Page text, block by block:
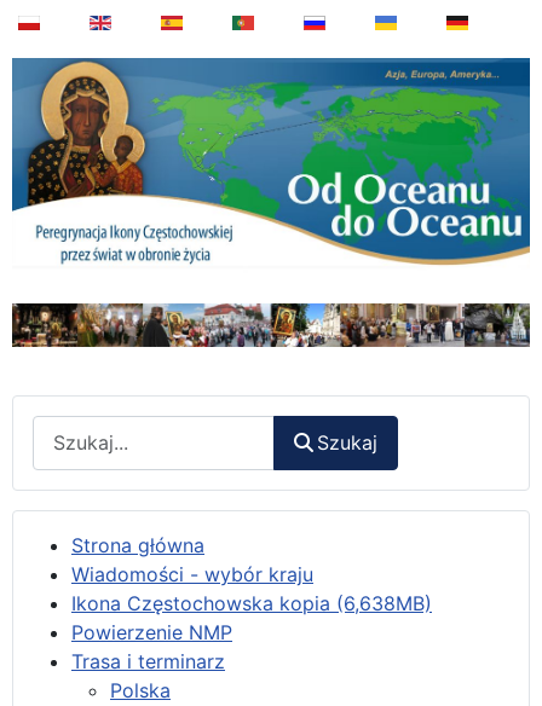
Szukaj
Strona główna
Wiadomości - wybór kraju
Ikona Częstochowska kopia (6,638MB)
Powierzenie NMP
Trasa i terminarz
Polska